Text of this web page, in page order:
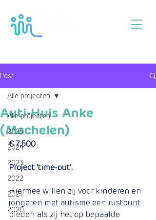
Post
Alle projecten
2025
2024
2023
2022
2021
2020
Alle projecten
Auti-Huis Anke
(Machelen)
€ 7.500
Project ‘time-out’.
Hiermee willen zij voor kinderen en
jongeren met autisme een rustpunt
bieden als zij het op bepaalde